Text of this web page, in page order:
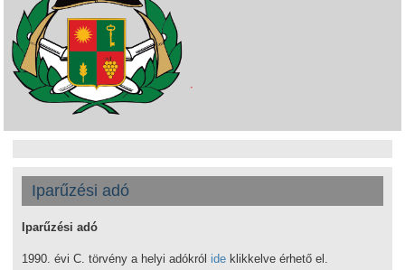
Iparűzési adó
Iparűzési adó
1990. évi C. törvény a helyi adókról ide klikkelve érhető el.